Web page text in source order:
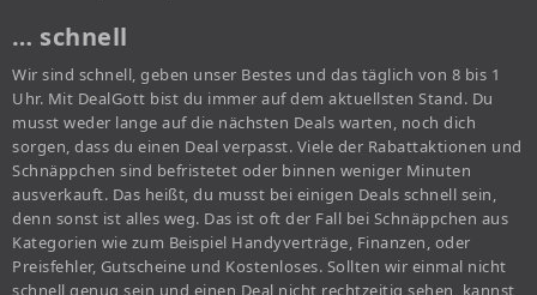
… schnell
Wir sind schnell, geben unser Bestes und das täglich von 8 bis 1
Uhr. Mit DealGott bist du immer auf dem aktuellsten Stand. Du
musst weder lange auf die nächsten Deals warten, noch dich
sorgen, dass du einen Deal verpasst. Viele der Rabattaktionen und
Schnäppchen sind befristetet oder binnen weniger Minuten
ausverkauft. Das heißt, du musst bei einigen Deals schnell sein,
denn sonst ist alles weg. Das ist oft der Fall bei Schnäppchen aus
Kategorien wie zum Beispiel Handyverträge, Finanzen, oder
Preisfehler, Gutscheine und Kostenloses. Sollten wir einmal nicht
schnell genug sein und einen Deal nicht rechtzeitig sehen, kannst